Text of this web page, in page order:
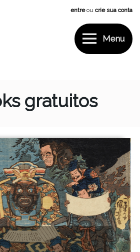
entreou crie sua conta
Menu
gratuitos